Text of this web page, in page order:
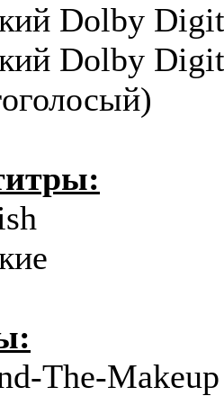
Dolby
Dolby
The-